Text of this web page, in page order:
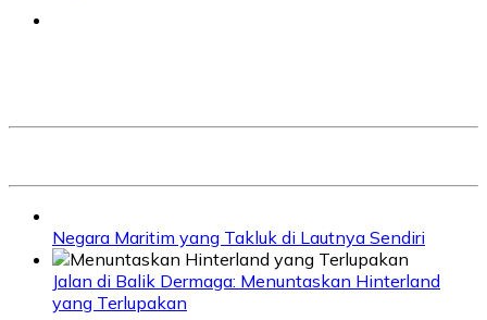
Negara Maritim yang Takluk di Lautnya Sendiri
Jalan di Balik Dermaga: Menuntaskan Hinterland
yang Terlupakan